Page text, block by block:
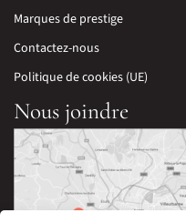
Marques de prestige
Contactez-nous
Politique de cookies (UE)
Nous joindre